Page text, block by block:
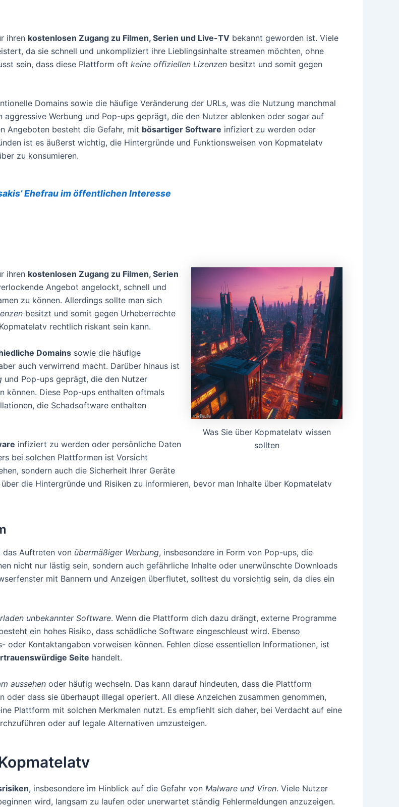
ihren kostenlosen Zugang zu Filmen, Serien und Live-TV bekannt geworden ist. Viele
da sie schnell und unkompliziert ihre Lieblingsinhalte streamen möchten, ohne
sein, dass diese Plattform oft keine offiziellen Lizenzen besitzt und somit gegen
Domains sowie die häufige Veränderung der URLs, was die Nutzung manchmal
Werbung und Pop-ups geprägt, die den Nutzer ablenken oder sogar auf
Angeboten besteht die Gefahr, mit bösartiger Software infiziert zu werden oder
ist es äußerst wichtig, die Hintergründe und Funktionsweisen von Kopmatelatv
zu konsumieren.
Ehefrau im öffentlichen Interesse
Was Sie über Kopmatelatv wissen
sollten
ihren kostenlosen Zugang zu Filmen, Serien
Angebot angelockt, schnell und
zu können. Allerdings sollte man sich
besitzt und somit gegen Urheberrechte
rechtlich riskant sein kann.
Domains sowie die häufige
auch verwirrend macht. Darüber hinaus ist
und Pop-ups geprägt, die den Nutzer
können. Diese Pop-ups enthalten oftmals
die Schadsoftware enthalten
infiziert zu werden oder persönliche Daten
bei solchen Plattformen ist Vorsicht
sondern auch die Sicherheit Ihrer Geräte
die Hintergründe und Risiken zu informieren, bevor man Inhalte über Kopmatelatv
das Auftreten von übermäßiger Werbung, insbesondere in Form von Pop-ups, die
nicht nur lästig sein, sondern auch gefährliche Inhalte oder unerwünschte Downloads
mit Bannern und Anzeigen überflutet, solltest du vorsichtig sein, da dies ein
unbekannter Software. Wenn die Plattform dich dazu drängt, externe Programme
ein hohes Risiko, dass schädliche Software eingeschleust wird. Ebenso
oder Kontaktangaben vorweisen können. Fehlen diese essentiellen Informationen, ist
Seite handelt.
aussehen oder häufig wechseln. Das kann darauf hindeuten, dass die Plattform
dass sie überhaupt illegal operiert. All diese Anzeichen zusammen genommen,
Plattform mit solchen Merkmalen nutzt. Es empfiehlt sich daher, bei Verdacht auf eine
oder auf legale Alternativen umzusteigen.
, insbesondere im Hinblick auf die Gefahr von Malware und Viren. Viele Nutzer
wird, langsam zu laufen oder unerwartet ständig Fehlermeldungen anzuzeigen.